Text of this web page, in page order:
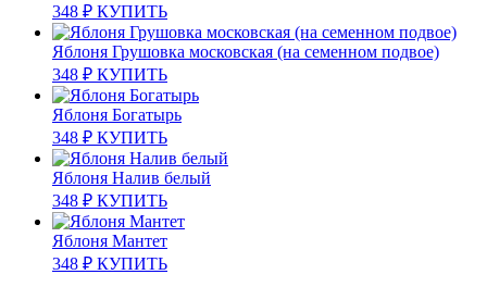
348 ₽ КУПИТЬ
Яблоня Грушовка московская (на семенном подвое)
348 ₽ КУПИТЬ
Яблоня Богатырь
348 ₽ КУПИТЬ
Яблоня Налив белый
348 ₽ КУПИТЬ
Яблоня Мантет
348 ₽ КУПИТЬ